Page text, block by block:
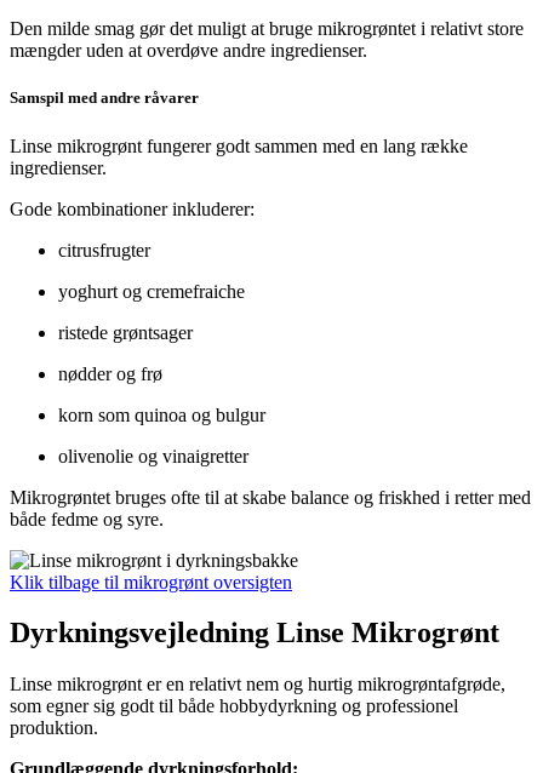
Den milde smag gør det muligt at bruge mikrogrøntet i relativt store
mængder uden at overdøve andre ingredienser.
Samspil med andre råvarer
Linse mikrogrønt fungerer godt sammen med en lang række
ingredienser.
Gode kombinationer inkluderer:
citrusfrugter
yoghurt og cremefraiche
ristede grøntsager
nødder og frø
korn som quinoa og bulgur
olivenolie og vinaigretter
Mikrogrøntet bruges ofte til at skabe balance og friskhed i retter med
både fedme og syre.
Klik tilbage til mikrogrønt oversigten
Dyrkningsvejledning Linse Mikrogrønt
Linse mikrogrønt er en relativt nem og hurtig mikrogrøntafgrøde,
som egner sig godt til både hobbydyrkning og professionel
produktion.